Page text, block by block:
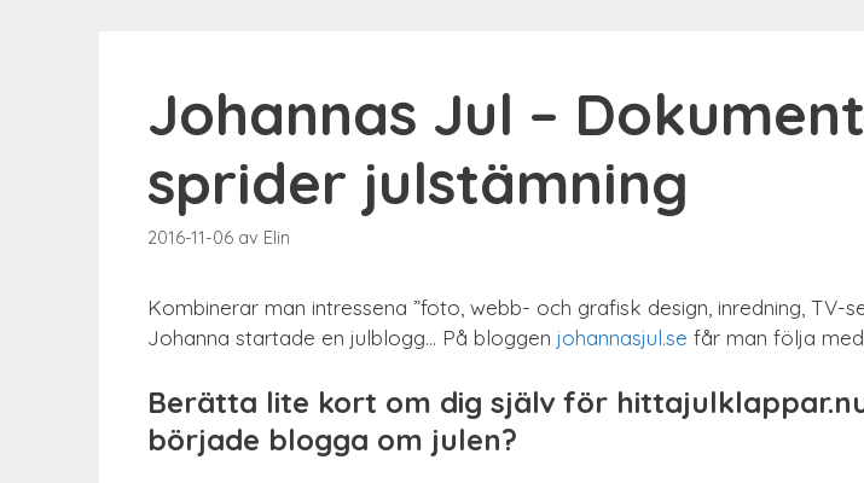
Johannas Jul –
sprider julstämning
2016-11-06 av Elin
Kombinerar man intressena ”foto, webb- och grafisk design, inredning,
Johanna startade en julblogg… På bloggen johannasjul.se får man följa
Berätta lite kort om dig själv för
började blogga om julen?